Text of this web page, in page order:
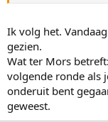
Ik volg het.
gezien.
Wat ter Mors
volgende ronde als
onderuit bent
geweest.